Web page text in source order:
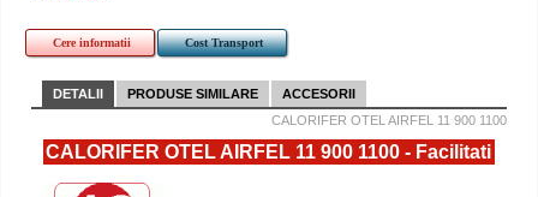
Cere informatii Cost Transport
DETALII PRODUSE SIMILARE
ACCESORII
CALORIFER OTEL AIRFEL 11 900 1100
CALORIFER OTEL AIRFEL 11 900 1100 - Facilitati